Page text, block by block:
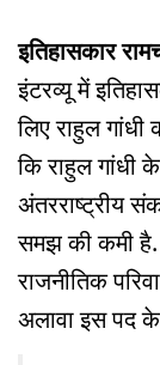
इतिहासकार
इंटरव्यू में
लिए राहुल
कि राहुल गांधी
अंतरराष्ट्रीय
समझ की कमी है.
राजनीतिक
अलावा इस पद